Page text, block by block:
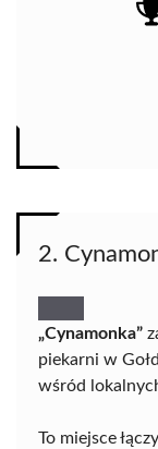
2.
„Cynamonka”
piekarni w
wśród
To miejsce